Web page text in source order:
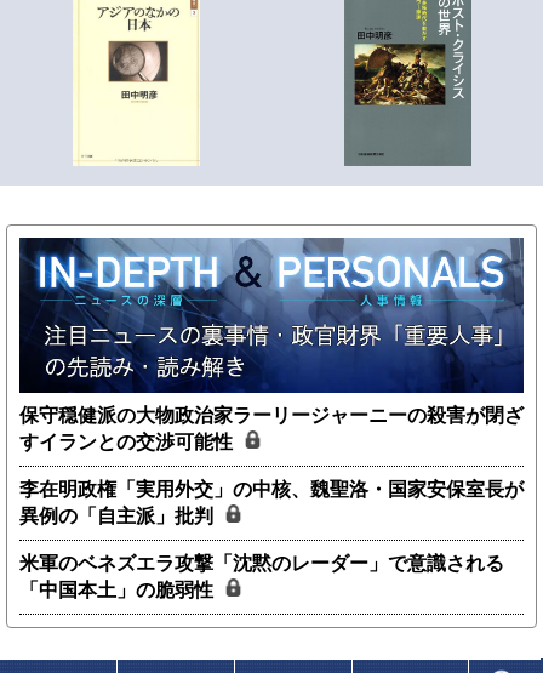
保守穏健派の大物政治家ラーリージャーニーの殺害が閉ざ
すイランとの交渉可能性
李在明政権「実用外交」の中核、魏聖洛・国家安保室長が
異例の「自主派」批判
米軍のベネズエラ攻撃「沈黙のレーダー」で意識される
「中国本土」の脆弱性